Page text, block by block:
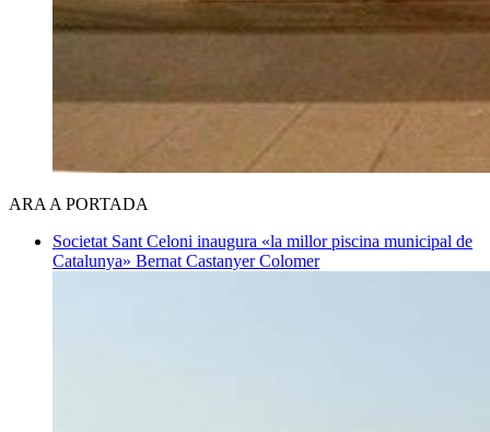
ARA A PORTADA
Societat Sant Celoni inaugura «la millor piscina municipal de
Catalunya» Bernat Castanyer Colomer